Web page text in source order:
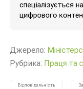
спеціалізується
цифрового
Джерело:
Рубрика: Праця та
Відповідальність